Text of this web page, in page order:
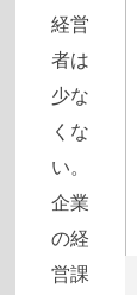
経営
者は
少な
くな
い。
企業
の経
営課